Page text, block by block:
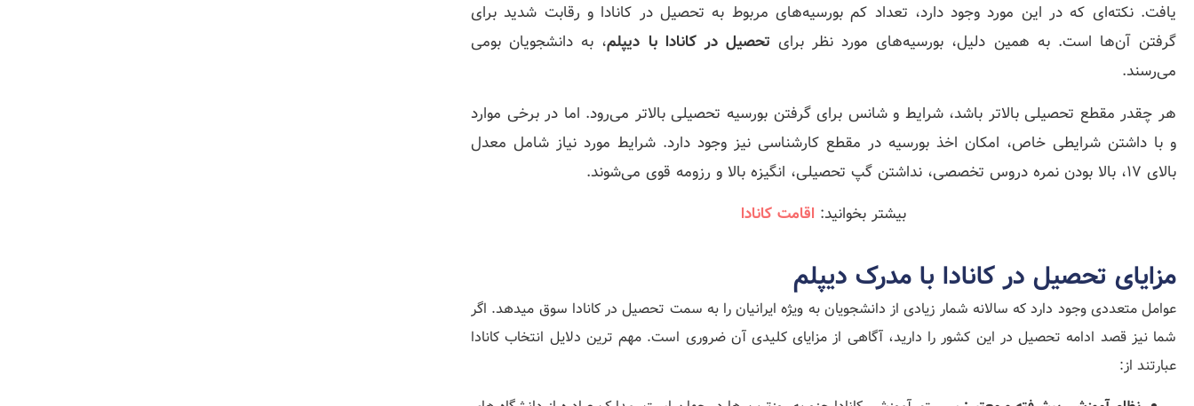
یافت. نکته‌ای که در این مورد وجود دارد، تعداد کم بورسیه‌های مربوط به تحصیل در کانادا و رقابت شدید برای
گرفتن آن‌ها است. به همین دلیل، بورسیه‌های مورد نظر برای تحصیل در کانادا با دیپلم، به دانشجویان بومی
می‌رسند.
هر چقدر مقطع تحصیلی بالاتر باشد، شرایط و شانس برای گرفتن بورسیه تحصیلی بالاتر می‌رود. اما در برخی موارد
و با داشتن شرایطی خاص، امکان اخذ بورسیه در مقطع کارشناسی نیز وجود دارد. شرایط مورد نیاز شامل معدل
بالای 17، بالا بودن نمره دروس تخصصی، نداشتن گپ تحصیلی، انگیزه بالا و رزومه قوی می‌شوند.
بیشتر بخوانید: اقامت کانادا
مزایای تحصیل در کانادا با مدرک دیپلم
عوامل متعددی وجود دارد که سالانه شمار زیادی از دانشجویان به ‌ویژه ایرانیان را به سمت تحصیل در کانادا سوق میدهد. اگر
شما نیز قصد ادامه تحصیل در این کشور را دارید، آگاهی از مزایای کلیدی آن ضروری است. مهم ‌ترین دلایل انتخاب کانادا
عبارتند از: